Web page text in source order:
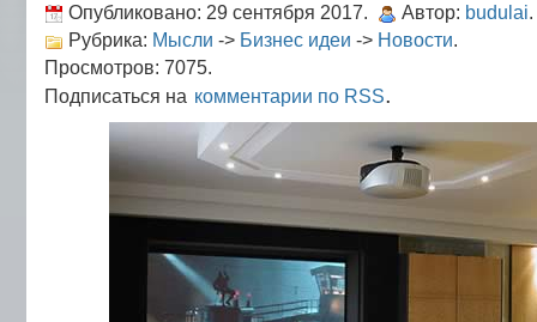
Опубликовано: 29 сентября 2017. Автор: budulai.
Рубрика: Мысли -> Бизнес идеи -> Новости.
Просмотров: 7075.
Подписаться на комментарии по RSS.